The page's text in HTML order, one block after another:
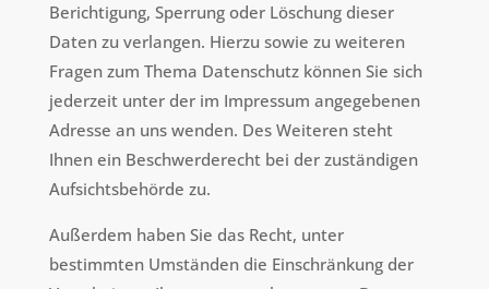
Berichtigung, Sperrung oder Löschung dieser
Daten zu verlangen. Hierzu sowie zu weiteren
Fragen zum Thema Datenschutz können Sie sich
jederzeit unter der im Impressum angegebenen
Adresse an uns wenden. Des Weiteren steht
Ihnen ein Beschwerderecht bei der zuständigen
Aufsichtsbehörde zu.
Außerdem haben Sie das Recht, unter
bestimmten Umständen die Einschränkung der